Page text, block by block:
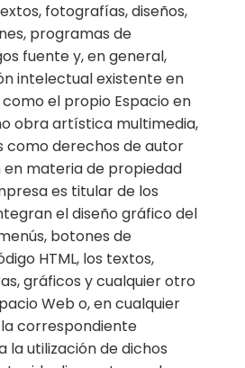
fotografías, diseños,
programas de
fuente y, en general,
intelectual existente en
el propio Espacio en
obra artística multimedia,
como derechos de autor
en materia de propiedad
es titular de los
el diseño gráfico del
botones de
HTML, los textos,
gráficos y cualquier otro
Web o, en cualquier
correspondiente
la utilización de dichos